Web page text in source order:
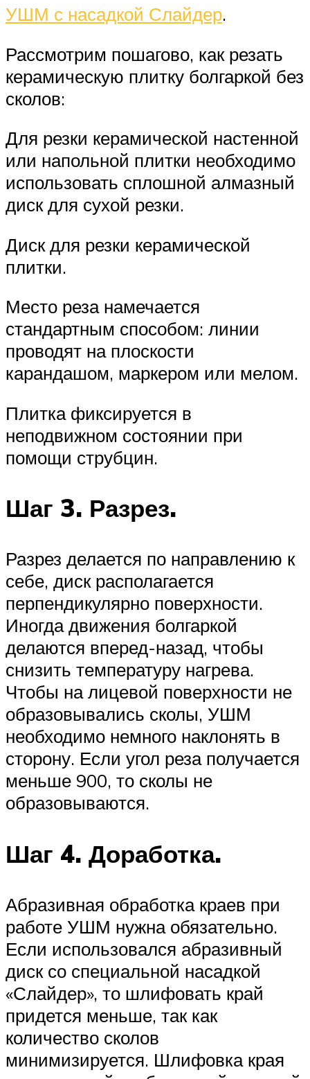
УШМ с насадкой Слайдер.
Рассмотрим пошагово, как резать
керамическую плитку болгаркой без
сколов:
Для резки керамической настенной
или напольной плитки необходимо
использовать сплошной алмазный
диск для сухой резки.
Диск для резки керамической
плитки.
Место реза намечается
стандартным способом: линии
проводят на плоскости
карандашом, маркером или мелом.
Плитка фиксируется в
неподвижном состоянии при
помощи струбцин.
Шаг 3. Разрез.
Разрез делается по направлению к
себе, диск располагается
перпендикулярно поверхности.
Иногда движения болгаркой
делаются вперед-назад, чтобы
снизить температуру нагрева.
Чтобы на лицевой поверхности не
образовывались сколы, УШМ
необходимо немного наклонять в
сторону. Если угол реза получается
меньше 900, то сколы не
образовываются.
Шаг 4. Доработка.
Абразивная обработка краев при
работе УШМ нужна обязательно.
Если использовался абразивный
диск со специальной насадкой
«Слайдер», то шлифовать край
придется меньше, так как
количество сколов
минимизируется. Шлифовка края